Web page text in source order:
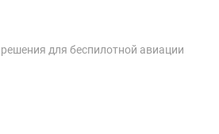
для беспилотной авиации